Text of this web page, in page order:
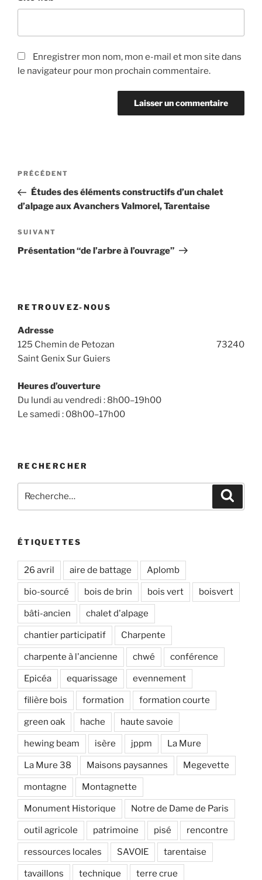
Enregistrer mon nom, mon e-mail et mon site dans
le navigateur pour mon prochain commentaire.
Navigation
l’article
Article
précédent
PRÉCÉDENT
Études des éléments constructifs d’un chalet
d’alpage aux Avanchers Valmorel, Tarentaise
Article
suivant
SUIVANT
Présentation “de l’arbre à l’ouvrage”
RETROUVEZ-NOUS
Adresse
125 Chemin de Petozan 73240
Saint Genix Sur Guiers
Heures d’ouverture
Du lundi au vendredi : 8h00–19h00
Le samedi : 08h00–17h00
RECHERCHER
pour
ÉTIQUETTES
26 avril aire de battage Aplomb
bio-sourcé bois de brin bois vert boisvert
bâti-ancien chalet d'alpage
chantier participatif Charpente
charpente à l'ancienne chwé conférence
Epicéa equarissage evennement
filière bois formation formation courte
green oak hache haute savoie
hewing beam isère jppm La Mure
La Mure 38 Maisons paysannes Megevette
montagne Montagnette
Monument Historique Notre de Dame de Paris
outil agricole patrimoine pisé rencontre
ressources locales SAVOIE tarentaise
tavaillons technique terre crue